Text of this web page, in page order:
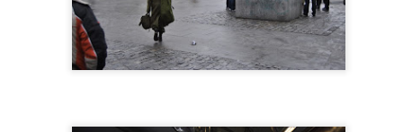
no te vayas a ir". Entonces la levanté, la tumbé en el suelo, levanté
siquiera cuando le subí las piernas doblaba las rodillas. Puse la otra
pasa? ¿Dónde estoy? Estaba soñando, qué raro todo". Y reía."